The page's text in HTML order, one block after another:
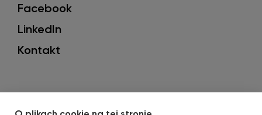
Facebook
LinkedIn
Kontakt